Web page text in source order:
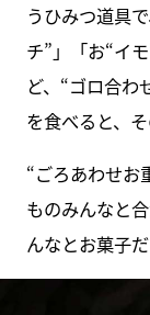
うひみつ道具
チ”」「お“イ
ど、“ゴロ合わ
を食べると、
“ごろあわせお
ものみんなと
んなとお菓子